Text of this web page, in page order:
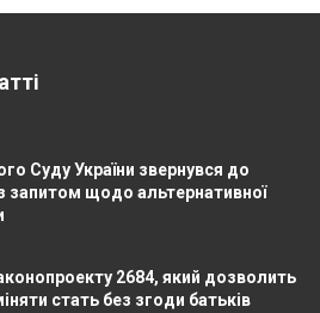
Суду України звернувся до
запитом щодо альтернативної
2684, який дозволить
стать без згоди батьків